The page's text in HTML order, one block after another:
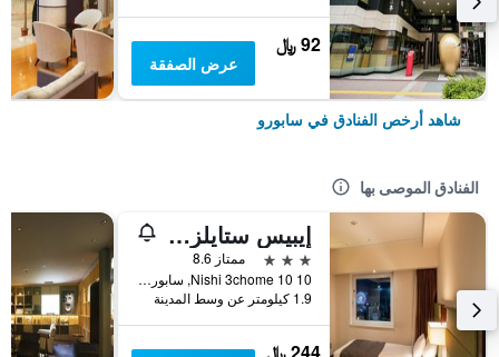
92 ﷼
عرض الصفقة
شاهد أرخص الفنادق في سابورو
الفنادق الموصى بها
إيبيس ستايلز سابورو
3 نجوم
ممتاز 8.6
Nishi 3chome 10 10, سابورو, اليابان
1.9 كيلومتر عن وسط المدينة